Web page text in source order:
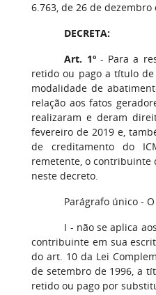
6.763, de 26 de dezembro
DECRETA:
Art. 1º- Para a
retido ou pago a título
modalidade de
relação aos fatos
realizaram e deram
fevereiro de 2019 e,
de creditamento do
remetente, o contribuinte
neste decreto.
Parágrafo único -
I - não se aplica
contribuinte em sua
do art. 10 da Lei
de setembro de 1996, a
retido ou pago por